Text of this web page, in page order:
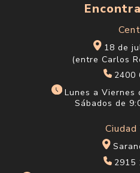
18 de
(entre Carlos
2400
Lunes a Viernes
Sábados de
Ciudad
2915